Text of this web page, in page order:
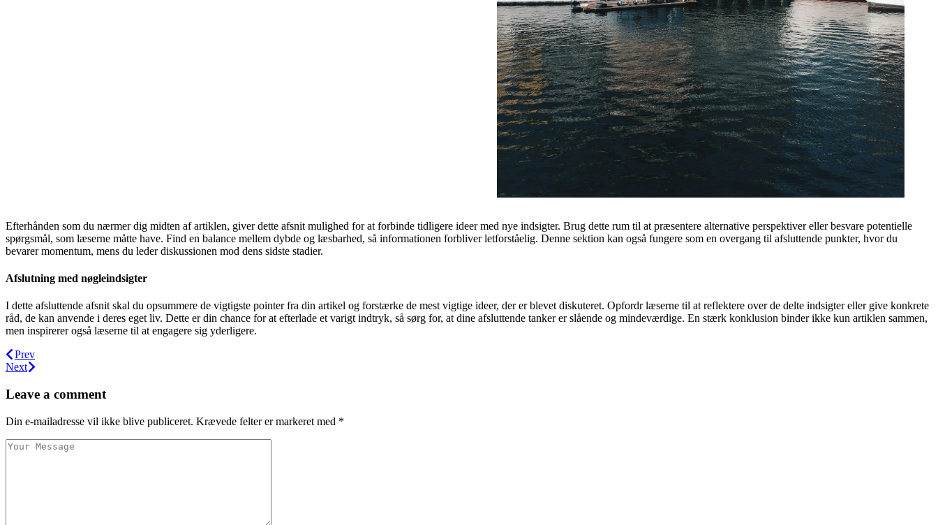
Efterhånden som du nærmer dig midten af artiklen, giver dette afsnit mulighed for at forbinde tidligere ideer med nye indsigter. Brug dette rum til at præsentere alternative perspektiver eller besvare potentielle
spørgsmål, som læserne måtte have. Find en balance mellem dybde og læsbarhed, så informationen forbliver letforståelig. Denne sektion kan også fungere som en overgang til afsluttende punkter, hvor du
bevarer momentum, mens du leder diskussionen mod dens sidste stadier.
Afslutning med nøgleindsigter
I dette afsluttende afsnit skal du opsummere de vigtigste pointer fra din artikel og forstærke de mest vigtige ideer, der er blevet diskuteret. Opfordr læserne til at reflektere over de delte indsigter eller give konkrete
råd, de kan anvende i deres eget liv. Dette er din chance for at efterlade et varigt indtryk, så sørg for, at dine afsluttende tanker er slående og mindeværdige. En stærk konklusion binder ikke kun artiklen sammen,
men inspirerer også læserne til at engagere sig yderligere.
Prev
Next
Leave a comment
Din e-mailadresse vil ikke blive publiceret. Krævede felter er markeret med *